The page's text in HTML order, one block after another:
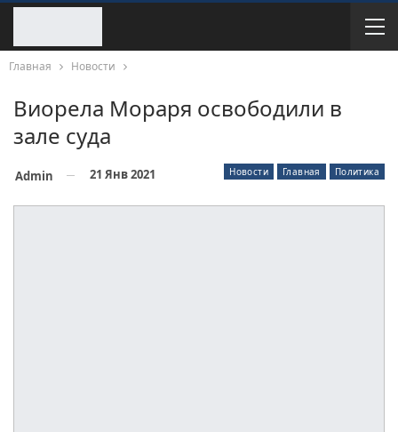
Главная Новости
Виорела Мораря освободили в
зале суда
Новости Главная Политика
Admin 21 Янв 2021